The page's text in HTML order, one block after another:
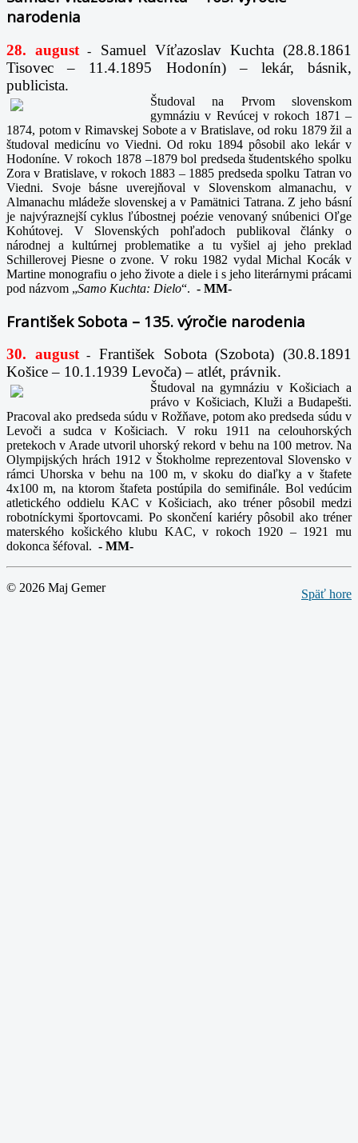
narodenia
28. august -
Samuel Víťazoslav Kuchta (28.8.1861
Tisovec – 11.4.1895 Hodonín) – lekár, básnik,
publicista.
Študoval na Prvom slovenskom
gymnáziu v Revúcej v rokoch 1871 –
1874, potom v Rimavskej Sobote a v Bratislave, od roku 1879 žil a
študoval medicínu vo Viedni. Od roku 1894 pôsobil ako lekár v
Hodoníne. V rokoch 1878 –1879 bol predseda študentského spolku
Zora v Bratislave, v rokoch 1883 – 1885 predseda spolku Tatran vo
Viedni. Svoje básne uverejňoval v Slovenskom almanachu, v
Almanachu mládeže slovenskej a v Pamätnici Tatrana. Z jeho básní
je najvýraznejší cyklus ľúbostnej poézie venovaný snúbenici Oľge
Kohútovej. V Slovenských pohľadoch publikoval články o
národnej a kultúrnej problematike a tu vyšiel aj jeho preklad
Schillerovej Piesne o zvone. V roku 1982 vydal Michal Kocák v
Martine monografiu o jeho živote a diele i s jeho literárnymi prácami
pod názvom „Samo Kuchta: Dielo“. - MM-
František Sobota – 135. výročie narodenia
30. august-
František Sobota (Szobota) (30.8.1891
Košice – 10.1.1939 Levoča) – atlét, právnik.
Študoval na gymnáziu v Košiciach a
právo v Košiciach, Kluži a Budapešti.
Pracoval ako predseda súdu v Rožňave, potom ako predseda súdu v
Levoči a sudca v Košiciach. V roku 1911 na celouhorských
pretekoch v Arade utvoril uhorský rekord v behu na 100 metrov. Na
Olympijských hrách 1912 v Štokholme reprezentoval Slovensko v
rámci Uhorska v behu na 100 m, v skoku do diaľky a v štafete
4x100 m, na ktorom štafeta postúpila do semifinále. Bol vedúcim
atletického oddielu KAC v Košiciach, ako tréner pôsobil medzi
robotníckymi športovcami. Po skončení kariéry pôsobil ako tréner
materského košického klubu KAC, v rokoch 1920 – 1921 mu
dokonca šéfoval. - MM-
Späť hore
© 2026 Maj Gemer